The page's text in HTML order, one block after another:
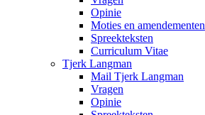
Opinie
Moties en amendementen
Spreekteksten
Curriculum Vitae
Tjerk Langman
Mail Tjerk Langman
Vragen
Opinie